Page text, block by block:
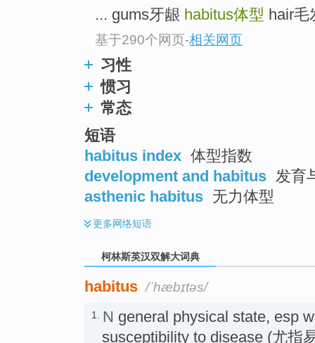
... gums牙龈 habitus体型 hair毛
基于290个网页-相关网页
习性
惯习
常态
短语
habitus index 体型指数
development and habitus 发育
asthenic habitus 无力体型
更多网络短语
柯林斯英汉双解大词典
habitus /ˈhæbɪtəs/
1. N general physical state, esp
susceptibility to disease (尤指